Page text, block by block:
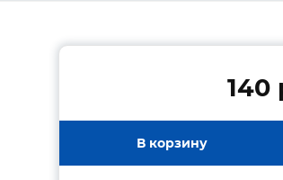
140
В корзину